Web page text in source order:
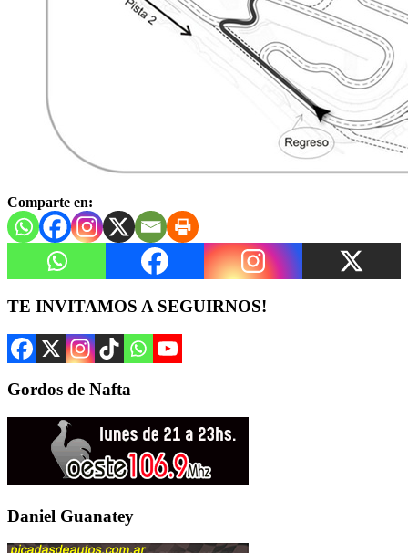
Comparte en:
TE INVITAMOS A SEGUIRNOS!
Gordos de Nafta
Daniel Guanatey